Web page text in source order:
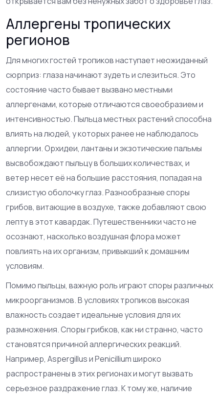
Аллергены тропических
регионов
Для многих гостей тропиков наступает неожиданный
сюрприз: глаза начинают зудеть и слезиться. Это
состояние часто бывает вызвано местными
аллергенами, которые отличаются своеобразием и
интенсивностью. Пыльца местных растений способна
влиять на людей, у которых ранее не наблюдалось
аллергии. Орхидеи, лантаны и экзотические пальмы
высвобождают пыльцу в больших количествах, и
ветер несет её на большие расстояния, попадая на
слизистую оболочку глаз. Разнообразные споры
грибов, витающие в воздухе, также добавляют свою
лепту в этот кавардак. Путешественники часто не
осознают, насколько воздушная флора может
повлиять на их организм, привыкший к домашним
условиям.
Помимо пыльцы, важную роль играют споры различных
микроорганизмов. В условиях тропиков высокая
влажность создает идеальные условия для их
размножения. Споры грибков, как ни странно, часто
становятся причиной аллергических реакций.
Например, Aspergillus и Penicillium широко
распространены в этих регионах и могут вызвать
серьезное раздражение глаз. К тому же, наличие